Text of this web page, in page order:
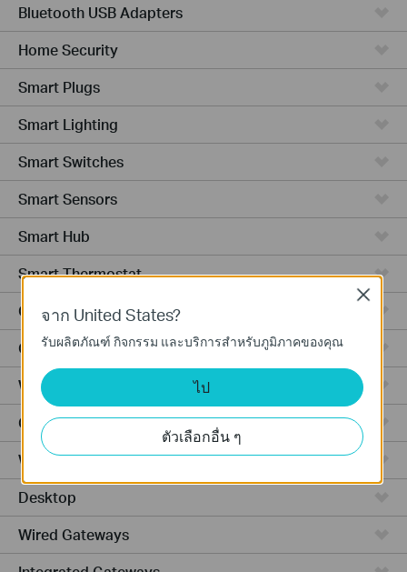
Bluetooth USB Adapters
Home Security
Smart Plugs
Smart Lighting
Smart Switches
Smart Sensors
Smart Hub
Smart Thermostat
Ceiling Mount
Outdoor
Wall Plate
GPON
Wireless Bridge
Desktop
Wired Gateways
จาก United States?
รับผลิตภัณฑ์ กิจกรรม และบริการสำหรับภูมิภาคของคุณ
ไป
ตัวเลือกอื่น ๆ
Close